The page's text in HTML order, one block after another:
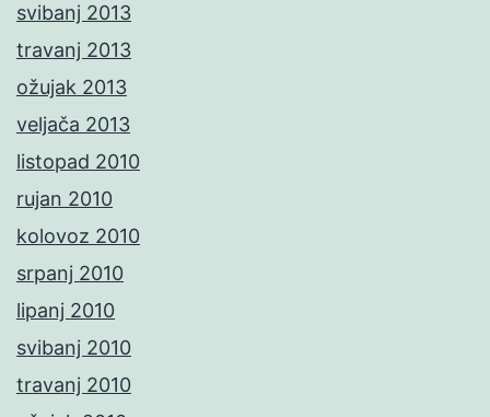
svibanj 2013
travanj 2013
ožujak 2013
veljača 2013
listopad 2010
rujan 2010
kolovoz 2010
srpanj 2010
lipanj 2010
svibanj 2010
travanj 2010